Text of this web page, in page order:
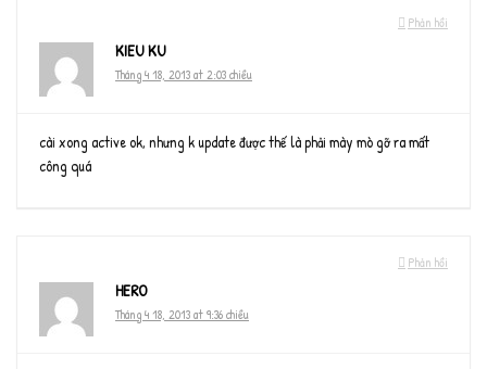
Phản hồi
KIEU KU
Tháng 4 18, 2013 at 2:03 chiều
cài xong active ok, nhưng k update được thế là phải mày mò gỡ ra mất
công quá
Phản hồi
HERO
Tháng 4 18, 2013 at 9:36 chiều